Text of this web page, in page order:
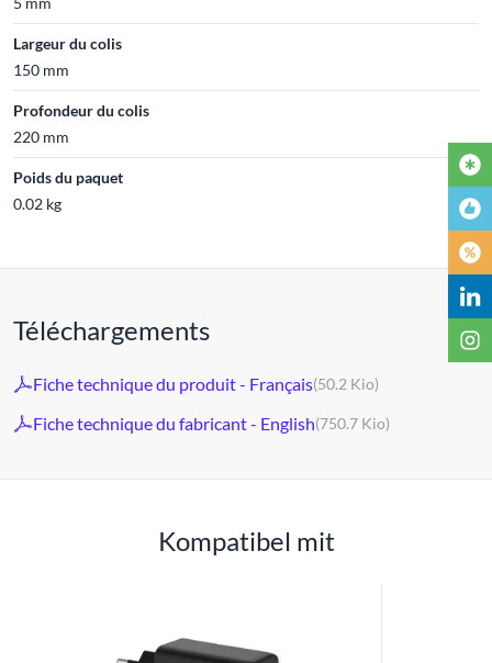
Largeur du colis
150 mm
Profondeur du colis
220 mm
Poids du paquet
0.02 kg
Téléchargements
Fiche technique du produit - Français(50.2 Kio)
Fiche technique du fabricant - English(750.7 Kio)
Kompatibel mit